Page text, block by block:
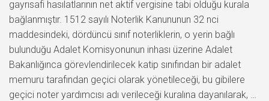
gayrısafi hasılatlarının net aktif vergisine tabi olduğu kurala
bağlanmıştır. 1512 sayılı Noterlik Kanununun 32 nci
maddesindeki, dördüncü sınıf noterliklerin, o yerin bağlı
bulunduğu Adalet Komisyonunun inhası üzerine Adalet
Bakanlığınca görevlendirilecek katip sınıfından bir adalet
memuru tarafından geçici olarak yönetileceği, bu gibilere
geçici noter yardımcısı adı verileceği kuralına dayanılarak, …